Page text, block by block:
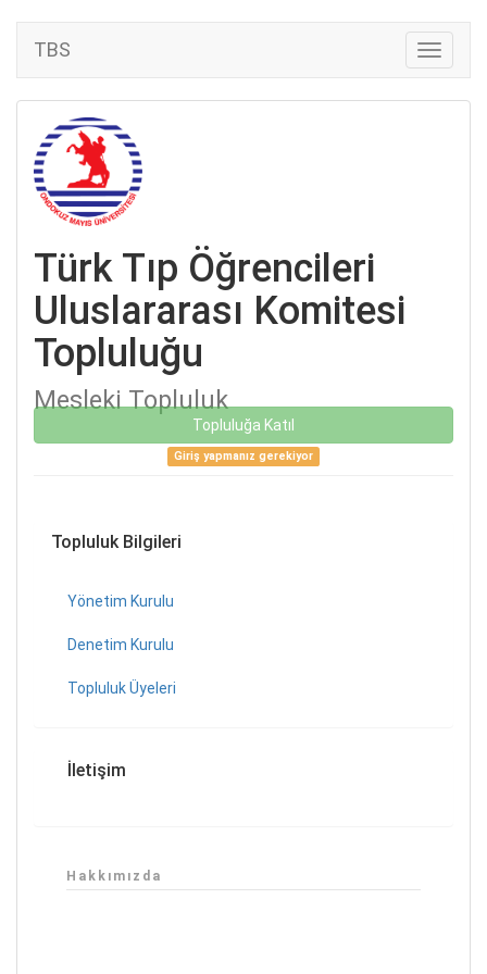
TBS
Türk Tıp Öğrencileri
Uluslararası Komitesi
Topluluğu
Mesleki Topluluk
Topluluğa Katıl
Giriş yapmanız gerekiyor
Topluluk Bilgileri
Yönetim Kurulu
Denetim Kurulu
Topluluk Üyeleri
İletişim
Hakkımızda